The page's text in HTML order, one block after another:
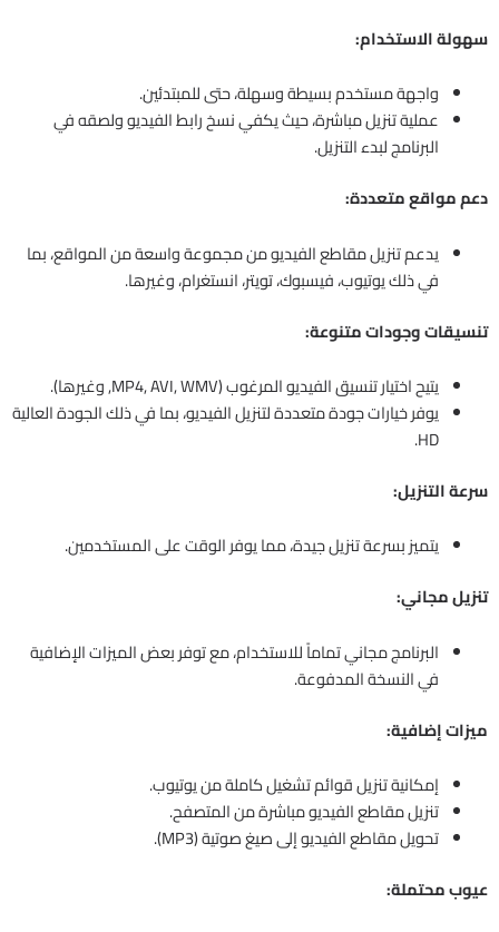
سهولة الاستخدام:
واجهة مستخدم بسيطة وسهلة، حتى للمبتدئين.
عملية تنزيل مباشرة، حيث يكفي نسخ رابط الفيديو ولصقه في
البرنامج لبدء التنزيل.
دعم مواقع متعددة:
يدعم تنزيل مقاطع الفيديو من مجموعة واسعة من المواقع، بما
في ذلك يوتيوب، فيسبوك، تويتر، انستغرام، وغيرها.
تنسيقات وجودات متنوعة:
يتيح اختيار تنسيق الفيديو المرغوب (MP4, AVI, WMV, وغيرها).
يوفر خيارات جودة متعددة لتنزيل الفيديو، بما في ذلك الجودة العالية
HD.
سرعة التنزيل:
يتميز بسرعة تنزيل جيدة، مما يوفر الوقت على المستخدمين.
تنزيل مجاني:
البرنامج مجاني تماماً للاستخدام، مع توفر بعض الميزات الإضافية
في النسخة المدفوعة.
ميزات إضافية:
إمكانية تنزيل قوائم تشغيل كاملة من يوتيوب.
تنزيل مقاطع الفيديو مباشرة من المتصفح.
تحويل مقاطع الفيديو إلى صيغ صوتية (MP3).
عيوب محتملة: